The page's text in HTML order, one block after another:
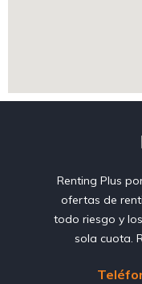
Renting Plus
ofertas de
todo riesgo y
sola cuota.